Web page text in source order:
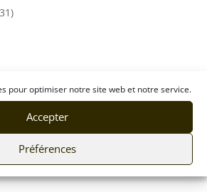
pour optimiser notre site web et notre service.
Accepter
Préférences